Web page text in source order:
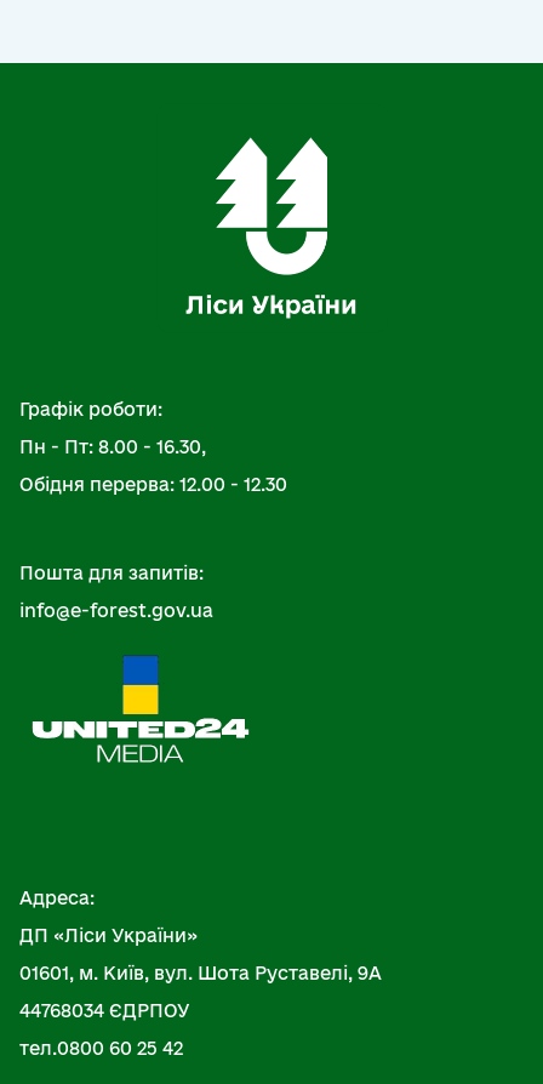
Графік роботи:
Пн - Пт: 8.00 - 16.30,
Обідня перерва: 12.00 - 12.30
Пошта для запитів:
info@e-forest.gov.ua
Адреса:
ДП «Ліси України»
01601, м. Київ, вул. Шота Руставелі, 9А
44768034 ЄДРПОУ
тел.0800 60 25 42